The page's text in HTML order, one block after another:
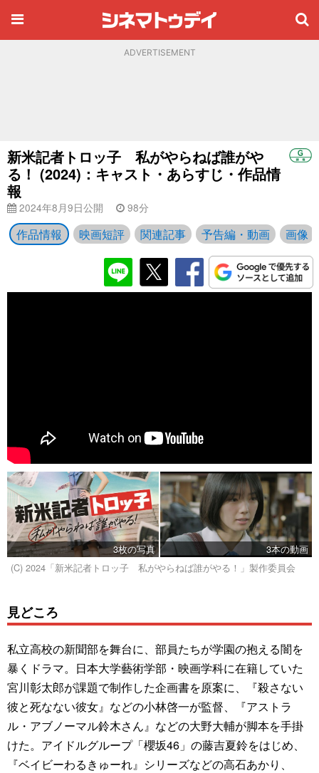
ADVERTISEMENT
新米記者トロッ子 私がやらねば誰がや
る！ (2024)：キャスト・あらすじ・作品情
報
2024年8月9日公開 98分
作品情報 映画短評 関連記事 予告編・動画 画像
3枚の写真
3本の動画
(C) 2024「新米記者トロッ子 私がやらねば誰がやる！」製作委員会
見どころ
私立高校の新聞部を舞台に、部員たちが学園の抱える闇を
暴くドラマ。日本大学藝術学部・映画学科に在籍していた
宮川彰太郎が課題で制作した企画書を原案に、『殺さない
彼と死なない彼女』などの小林啓一が監督、『アストラ
ル・アブノーマル鈴木さん』などの大野大輔が脚本を手掛
けた。アイドルグループ「櫻坂46」の藤吉夏鈴をはじめ、
『ベイビーわるきゅーれ』シリーズなどの高石あかり、